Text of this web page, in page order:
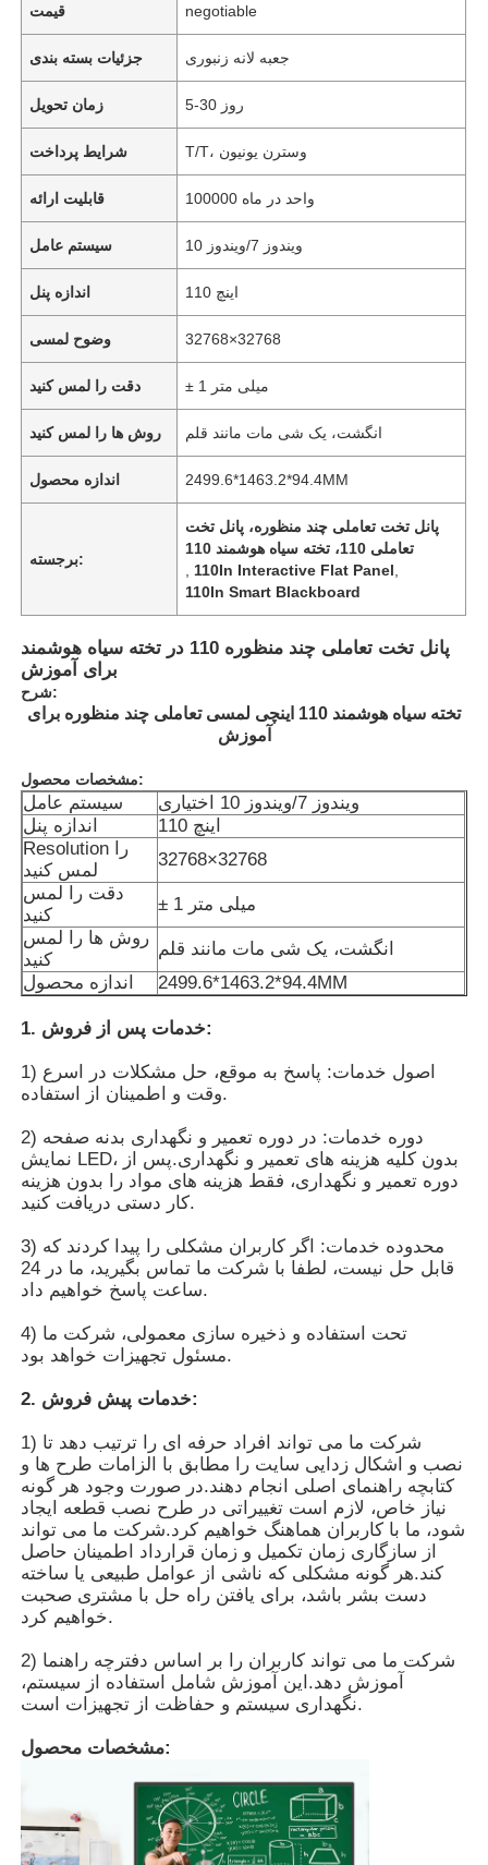
محصولات
فیلم های
دربارهی ما
کارخانه تور
کنترل کیفیت
درخواست نقل قول
تخته سیاه دیجیتال تعاملی
وایت برد تعاملی آموزش
قیمت negotiable
جزئیات بسته بندی جعبه لانه زنبوری
زمان تحویل 5-30 روز
شرایط پرداخت T/T، وسترن یونیون
قابلیت ارائه 100000 واحد در ماه
سیستم عامل ویندوز 7/ویندوز 10
اندازه پنل 110 اینچ
وضوح لمسی 32768×32768
دقت را لمس کنید ± 1 میلی متر
روش ها را لمس کنید انگشت، یک شی مات مانند قلم
اندازه محصول 2499.6*1463.2*94.4MM
برجسته:
پانل تخت تعاملی چند منظوره، پانل تخت
تعاملی 110، تخته سیاه هوشمند 110
110In Interactive Flat Panel
110In Smart Blackboard
پانل تخت تعاملی چند منظوره 110 در تخته سیاه هوشمند
برای آموزش
شرح:
تخته سیاه هوشمند 110 اینچی لمسی تعاملی چند منظوره برای
آموزش
مشخصات محصول:
سیستم عامل
ویندوز 7/ویندوز 10 اختیاری
اندازه پنل
110 اینچ
Resolution را
لمس کنید
32768×32768
دقت را لمس
کنید
± 1 میلی متر
روش ها را لمس
کنید
انگشت، یک شی مات مانند قلم
اندازه محصول
2499.6*1463.2*94.4MM
1. خدمات پس از فروش:
1) اصول خدمات: پاسخ به موقع، حل مشکلات در اسرع
وقت و اطمینان از استفاده.
2) دوره خدمات: در دوره تعمیر و نگهداری بدنه صفحه
نمایش LED، بدون کلیه هزینه های تعمیر و نگهداری.پس از
دوره تعمیر و نگهداری، فقط هزینه های مواد را بدون هزینه
کار دستی دریافت کنید.
3) محدوده خدمات: اگر کاربران مشکلی را پیدا کردند که
قابل حل نیست، لطفا با شرکت ما تماس بگیرید، ما در 24
ساعت پاسخ خواهیم داد.
4) تحت استفاده و ذخیره سازی معمولی، شرکت ما
مسئول تجهیزات خواهد بود.
2. خدمات پیش فروش:
1) شرکت ما می تواند افراد حرفه ای را ترتیب دهد تا
نصب و اشکال زدایی سایت را مطابق با الزامات طرح ها و
کتابچه راهنمای اصلی انجام دهند.در صورت وجود هر گونه
نیاز خاص، لازم است تغییراتی در طرح نصب قطعه ایجاد
شود، ما با کاربران هماهنگ خواهیم کرد.شرکت ما می تواند
از سازگاری زمان تکمیل و زمان قرارداد اطمینان حاصل
کند.هر گونه مشکلی که ناشی از عوامل طبیعی یا ساخته
دست بشر باشد، برای یافتن راه حل با مشتری صحبت
خواهیم کرد.
2) شرکت ما می تواند کاربران را بر اساس دفترچه راهنما
آموزش دهد.این آموزش شامل استفاده از سیستم،
نگهداری سیستم و حفاظت از تجهیزات است.
مشخصات محصول: